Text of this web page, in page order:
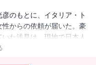
彦のもとに、イタリア・ト
からの依頼が届いた。豪
た浅見は、現地で日本人
件の背後に見え隠れする